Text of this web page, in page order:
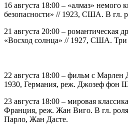
16 августа 18:00 – «алмаз» немого
безопасности» // 1923, США. В гл.
21 августа 20:00 – романтическая
«Восход солнца» // 1927, США.
22 августа 18:00 – фильм с Марлен
1930, Германия, реж. Джозеф фон
23 августа 18:00 – мировая
Франция, реж. Жан Виго. В гл.
Парло, Жан Дасте.